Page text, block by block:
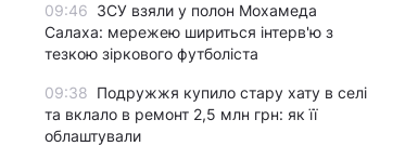
09:46 ЗСУ взяли у полон Мохамеда
Салаха: мережею шириться інтерв'ю з
тезкою зіркового футболіста
09:38 Подружжя купило стару хату в селі
та вклало в ремонт 2,5 млн грн: як її
облаштували